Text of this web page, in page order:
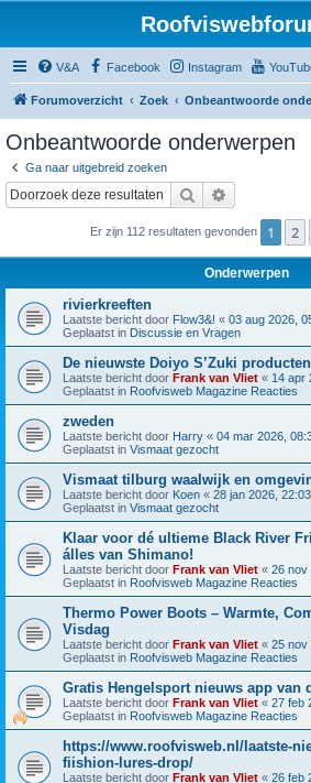
V&A Facebook Instagram
Forumoverzicht Zoek Onbeantwoorde
Onbeantwoorde onderwerpen
Ga naar uitgebreid zoeken
Zoek
Er zijn 112 resultaten gevonden 1 2
Onderwerpen
rivierkreeften
Laatste bericht door Flow3&! « 03 aug 2026,
Geplaatst in Discussie en Vragen
De nieuwste Doiyo S’Zuki
Laatste bericht door Frank van Vliet « 14 apr
Geplaatst in Roofvisweb Magazine Reacties
zweden
Laatste bericht door Harry « 04 mar 2026,
Geplaatst in Vismaat gezocht
Vismaat tilburg waalwijk en
Laatste bericht door Koen « 28 jan 2026, 22:03
Geplaatst in Vismaat gezocht
Klaar voor dé ultieme Black River
álles van Shimano!
Laatste bericht door Frank van Vliet « 26 nov
Geplaatst in Roofvisweb Magazine Reacties
Thermo Power Boots – Warmte,
Visdag
Laatste bericht door Frank van Vliet « 25 nov
Geplaatst in Roofvisweb Magazine Reacties
Gratis Hengelsport nieuws app van
Laatste bericht door Frank van Vliet « 27 feb
Geplaatst in Roofvisweb Magazine Reacties
https://www.roofvisweb.nl/laatste-
fiishion-lures-drop/
Laatste bericht door Frank van Vliet « 26 feb